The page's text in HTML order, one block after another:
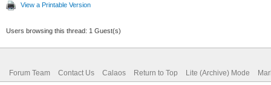
View a Printable Version
Users browsing this thread: 1 Guest(s)
Forum Team Contact Us Calaos Return to Top Lite (Archive) Mode